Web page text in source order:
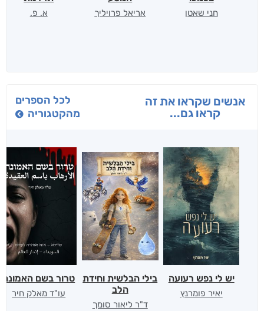
חני שאטן אריאל פרויליך א. פ.
אנשים שקראו את זה
קראו גם...
לכל הספרים
מהקטגוריה
יש לי נפש רעועה
יאיר פומרנץ
בילי הבלשית וחידת
הלב
ד"ר ליאור סומך
טרור בשם האמונה
עו"ד מאלק חיר